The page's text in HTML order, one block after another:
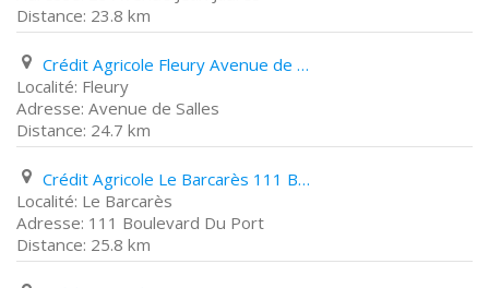
23.8 km
Crédit Agricole Fleury Avenue de Salles
Fleury
Avenue de Salles
24.7 km
Crédit Agricole Le Barcarès 111 Boulevard Du Port
Le Barcarès
111 Boulevard Du Port
25.8 km